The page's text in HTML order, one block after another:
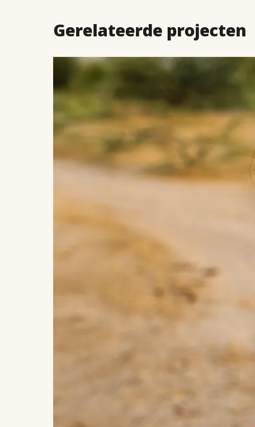
Gerelateerde projecten
LEES
KOESTER
KIND,
BOUW
MEE
AAN